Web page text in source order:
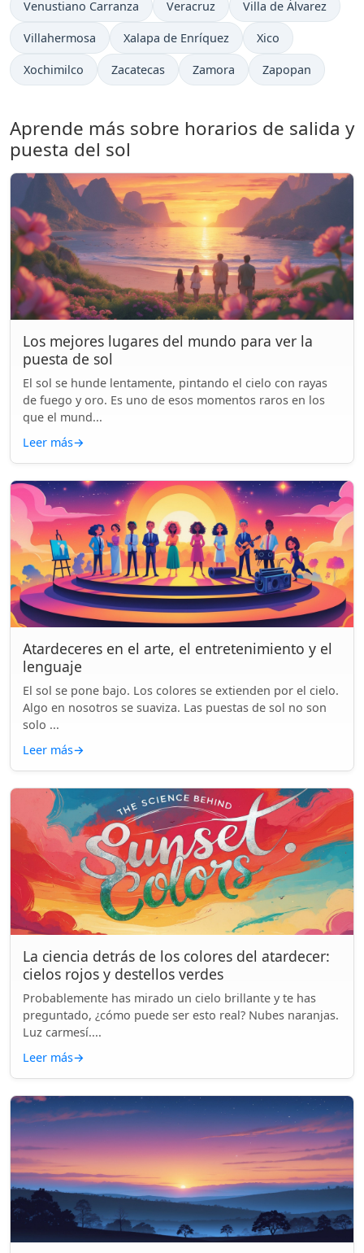
Venustiano Carranza Veracruz Villa de Álvarez
Villahermosa Xalapa de Enríquez Xico
Xochimilco Zacatecas Zamora Zapopan
Aprende más sobre horarios de salida y
puesta del sol
Los mejores lugares del mundo para ver la
puesta de sol
El sol se hunde lentamente, pintando el cielo con rayas
de fuego y oro. Es uno de esos momentos raros en los
que el mund...
Leer más→
Atardeceres en el arte, el entretenimiento y el
lenguaje
El sol se pone bajo. Los colores se extienden por el cielo.
Algo en nosotros se suaviza. Las puestas de sol no son
solo ...
Leer más→
La ciencia detrás de los colores del atardecer:
cielos rojos y destellos verdes
Probablemente has mirado un cielo brillante y te has
preguntado, ¿cómo puede ser esto real? Nubes naranjas.
Luz carmesí....
Leer más→